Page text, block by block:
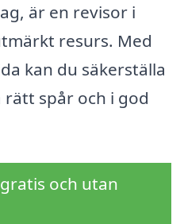
är en revisor i
resurs. Med
kan du säkerställa
spår och i god
och utan